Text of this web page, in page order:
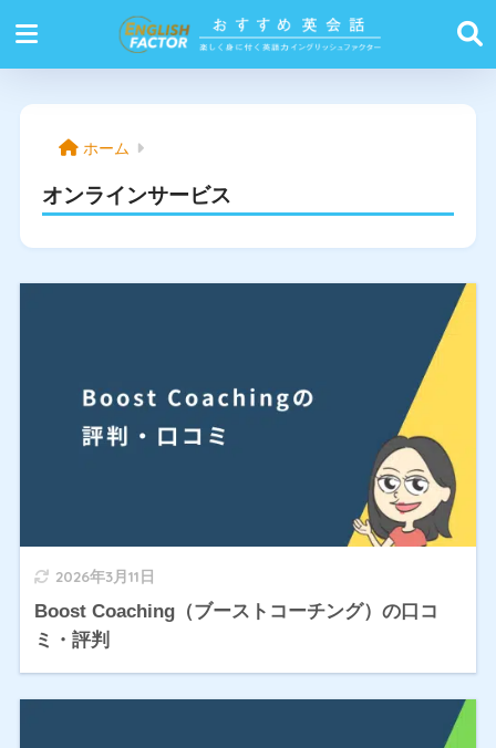
ホーム
オンラインサービス
2026年3月11日
Boost Coaching（ブーストコーチング）の口コ
ミ・評判